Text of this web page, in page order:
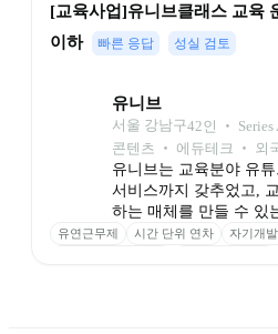
[교육사업]유니브클래스 교육
이하
빠른 응답 성실 검토
유니브
서울 강남구42인 ‧ Series
콘텐츠 ‧ 에듀테크 ‧ 외
유니브는 교육분야 유
서비스까지 갖추었고,
하는 매체를 만들 수 있
유연근무제 시간 단위 연차 자기개